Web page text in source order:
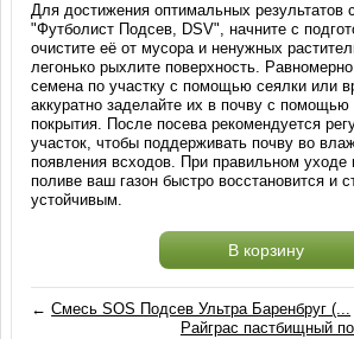
Для достижения оптимальных результатов
"Футболист Подсев, DSV", начните с
очистите её от мусора и ненужных
легонько рыхлите поверхность.
семена по участку с помощью сеялки или
аккуратно заделайте их в почву с помощью
покрытия. После посева рекомендуется
участок, чтобы поддерживать почву во
появления всходов. При правильном уходе
поливе ваш газон быстро восстановится и
устойчивым.
В корзину
←Смесь SOS Подсев Ультра Баренбруг (...
Райграс пастбищный